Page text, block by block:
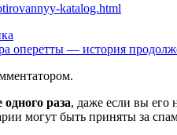
katalog.html
оперетты — история
раза, даже если вы его
могут быть приняты за